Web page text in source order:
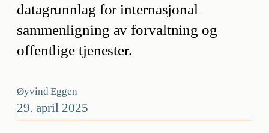
datagrunnlag for internasjonal
sammenligning av forvaltning og
offentlige tjenester.
Øyvind Eggen
29. april 2025